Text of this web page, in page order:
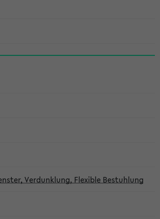
Verdunklung, Flexible Bestuhlung